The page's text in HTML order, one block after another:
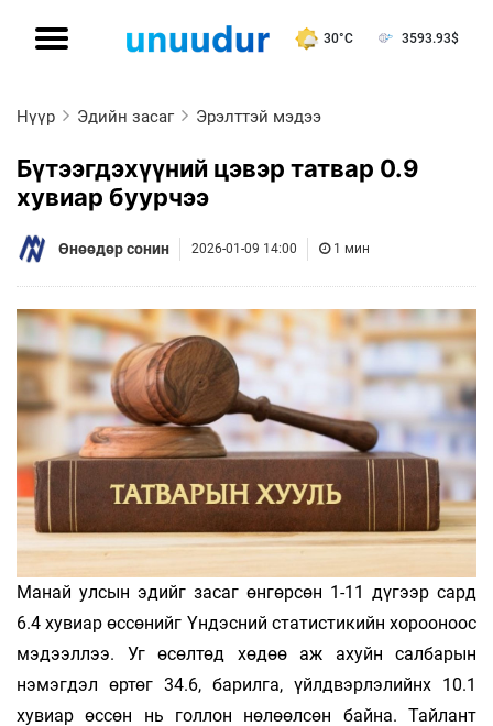
30°C 3593.93$
Нүүр Эдийн засаг Эрэлттэй мэдээ
Бүтээгдэхүүний цэвэр татвар 0.9
хувиар буурчээ
Өнөөдөр сонин 2026-01-09 14:00 1 мин
Манай улсын эдийг засаг өнгөрсөн 1-11 дүгээр сард
6.4 хувиар өссөнийг Үндэсний статистикийн хорооноос
мэдээллээ. Уг өсөлтөд хөдөө аж ахуйн салбарын
нэмэгдэл өртөг 34.6, барилга, үйлдвэрлэлийнх 10.1
хувиар өссөн нь голлон нөлөөлсөн байна. Тайлант